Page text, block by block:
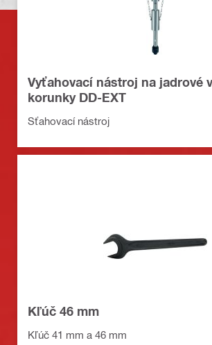
Vyťahovací nástroj na jadrové
korunky DD-EXT
Sťahovací nástroj
Kľúč 46 mm
Kľúč 41 mm a 46 mm